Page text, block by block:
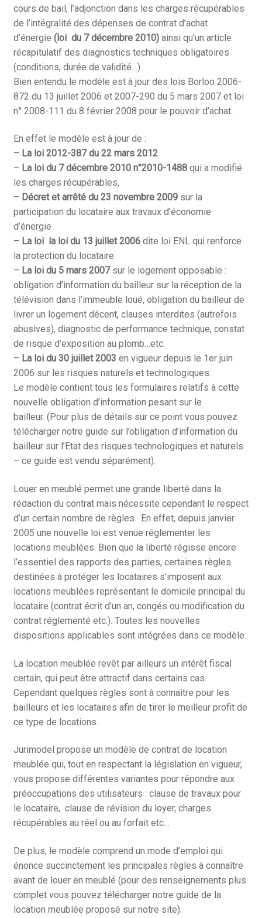
cours de bail, l’adjonction dans les charges récupérables
de l’intégralité des dépenses de contrat d’achat
d’énergie (loi du 7 décembre 2010) ainsi qu’un article
récapitulatif des diagnostics techniques obligatoires
(conditions, durée de validité…).
Bien entendu le modèle est à jour des lois Borloo 2006-
872 du 13 juillet 2006 et 2007-290 du 5 mars 2007 et loi
n° 2008-111 du 8 février 2008 pour le pouvoir d’achat.
En effet le modèle est à jour de :
– La loi 2012-387 du 22 mars 2012
– La loi du 7 décembre 2010 n°2010-1488qui a modifié
les charges récupérables,
– Décret et arrêté du 23 novembre 2009sur la
participation du locataire aux travaux d’économie
d’énergie
– La loi la loi du 13 juillet 2006dite loi ENL qui renforce
la protection du locataire
– La loi du 5 mars 2007 sur le logement opposable :
obligation d’information du bailleur sur la réception de la
télévision dans l’immeuble loué, obligation du bailleur de
livrer un logement décent, clauses interdites (autrefois
abusives), diagnostic de performance technique, constat
de risque d’exposition au plomb…etc.
– La loi du 30 juillet 2003 en vigueur depuis le 1er juin
2006 sur les risques naturels et technologiques.
Le modèle contient tous les formulaires relatifs à cette
nouvelle obligation d’information pesant sur le
bailleur. (Pour plus de détails sur ce point vous pouvez
télécharger notre guide sur l’obligation d’information du
bailleur sur l’Etat des risques technologiques et naturels
– ce guide est vendu séparément).
Louer en meublé permet une grande liberté dans la
rédaction du contrat mais nécessite cependant le respect
d’un certain nombre de règles. En effet, depuis janvier
2005 une nouvelle loi est venue réglementer les
locations meublées. Bien que la liberté régisse encore
l’essentiel des rapports des parties, certaines règles
destinées à protéger les locataires s’imposent aux
locations meublées représentant le domicile principal du
locataire (contrat écrit d’un an, congés ou modification du
contrat réglementé etc.). Toutes les nouvelles
dispositions applicables sont intégrées dans ce modèle.
La location meublée revêt par ailleurs un intérêt fiscal
certain, qui peut être attractif dans certains cas.
Cependant quelques règles sont à connaître pour les
bailleurs et les locataires afin de tirer le meilleur profit de
ce type de locations.
Jurimodel propose un modèle de contrat de location
meublée qui, tout en respectant la législation en vigueur,
vous propose différentes variantes pour répondre aux
préoccupations des utilisateurs : clause de travaux pour
le locataire, clause de révision du loyer, charges
récupérables au réel ou au forfait etc…
De plus, le modèle comprend un mode d’emploi qui
énonce succinctement les principales règles à connaître
avant de louer en meublé (pour des renseignements plus
complet vous pouvez télécharger notre guide de la
location meublée proposé sur notre site).